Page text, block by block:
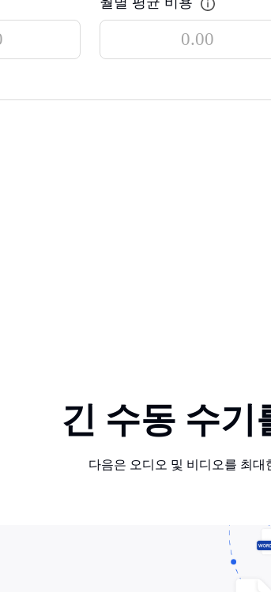
긴 수동 수기
다음은 오디오 및 비디오를 최